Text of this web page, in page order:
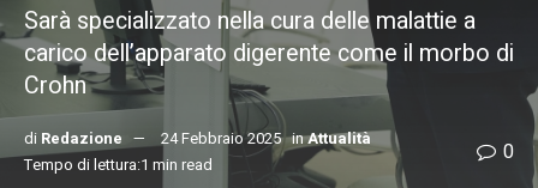
Sarà specializzato nella cura delle malattie a
carico dell’apparato digerente come il morbo di
Crohn
di Redazione 24 Febbraio 2025 inAttualità
Tempo di lettura:1 min read
0